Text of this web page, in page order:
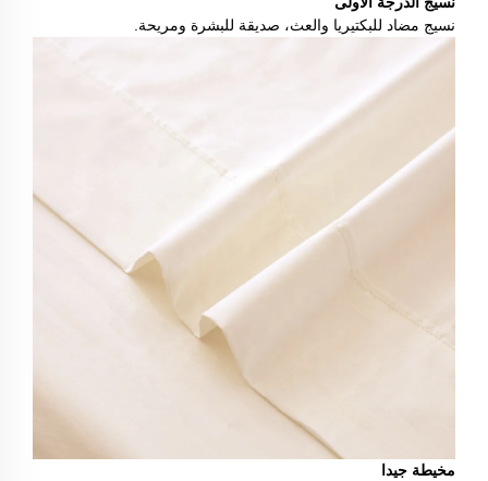
نسيج مضاد للبكتيريا والعث، صديقة للبشرة ومريحة.
مخيطة جيدا